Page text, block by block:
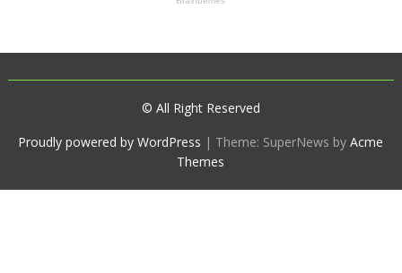
© All Right Reserved
Proudly powered by WordPress | Theme: SuperNews byAcme
Themes